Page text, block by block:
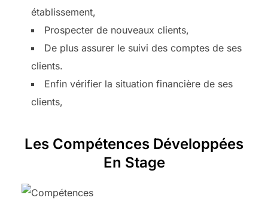
établissement,
Prospecter de nouveaux clients,
De plus assurer le suivi des comptes de ses
clients.
Enfin vérifier la situation financière de ses
clients,
Les Compétences Développées
En Stage